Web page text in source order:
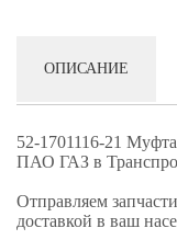
ОПИСАНИЕ
52-1701116-21
ПАО ГАЗ в
Отправляем
доставкой в ваш